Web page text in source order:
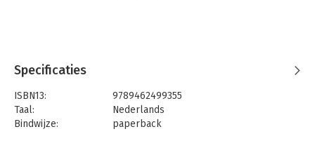
Specificaties
ISBN13:
9789462499355
Taal:
Nederlands
Bindwijze:
paperback